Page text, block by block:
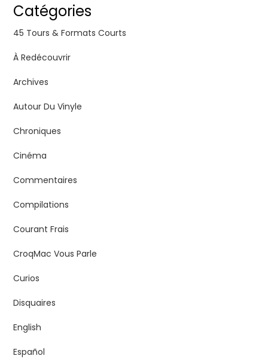
Catégories
45 Tours & Formats Courts
À Redécouvrir
Archives
Autour Du Vinyle
Chroniques
Cinéma
Commentaires
Compilations
Courant Frais
CroqMac Vous Parle
Curios
Disquaires
English
Español